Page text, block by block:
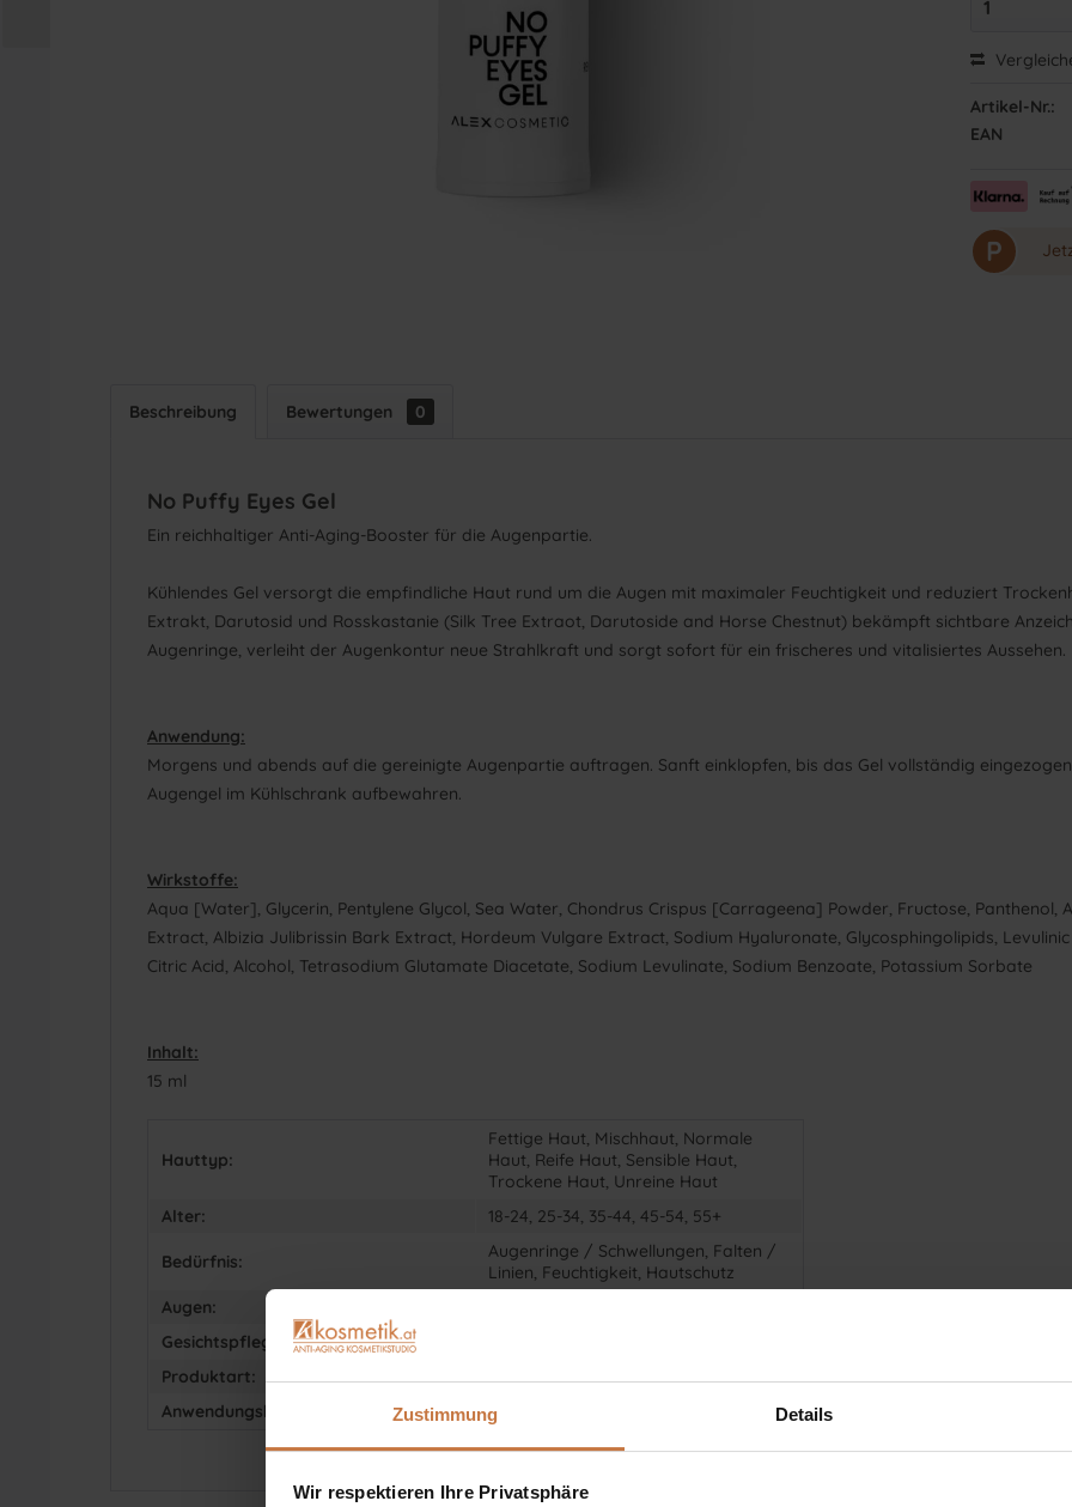
Zustimmung Details
Wir respektieren Ihre Privatsphäre
Artikel-Nr.:
EAN
P
Beschreibung Bewertungen 0
No Puffy Eyes Gel
Ein reichhaltiger Anti-Aging-Booster für die Augenpartie.
Kühlendes Gel versorgt die empfindliche Haut rund um die Augen mit maximaler Feuchtigkeit und reduziert
Extrakt, Darutosid und Rosskastanie (Silk Tree Extraot, Darutoside and Horse Chestnut) bekämpft sichtbare
Augenringe, verleiht der Augenkontur neue Strahlkraft und sorgt sofort für ein frischeres und vitalisiertes Aussehen.
Anwendung:
Morgens und abends auf die gereinigte Augenpartie auftragen. Sanft einklopfen, bis das Gel vollständig
Augengel im Kühlschrank aufbewahren.
Wirkstoffe:
Aqua [Water], Glycerin, Pentylene Glycol, Sea Water, Chondrus Crispus [Carrageena] Powder, Fructose, Panthenol,
Extract, Albizia Julibrissin Bark Extract, Hordeum Vulgare Extract, Sodium Hyaluronate, Glycosphingolipids,
Citric Acid, Alcohol, Tetrasodium Glutamate Diacetate, Sodium Levulinate, Sodium Benzoate, Potassium Sorbate
Inhalt:
15 ml
Hauttyp:
Fettige Haut, Mischhaut, Normale
Haut, Reife Haut, Sensible Haut,
Trockene Haut, Unreine Haut
Alter:
18-24, 25-34, 35-44, 45-54, 55+
Bedürfnis:
Augenringe / Schwellungen, Falten /
Linien, Feuchtigkeit, Hautschutz
Augen:
Gesichtspflege:
Produktart:
Gesichtspflege
Anwendungsbereich:
Gesicht